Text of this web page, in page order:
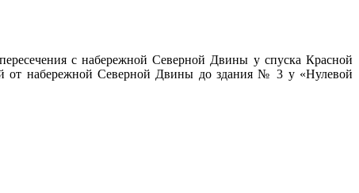
с набережной Северной Двины у спуска Красной
от набережной Северной Двины до здания № 3 у «Нулевой